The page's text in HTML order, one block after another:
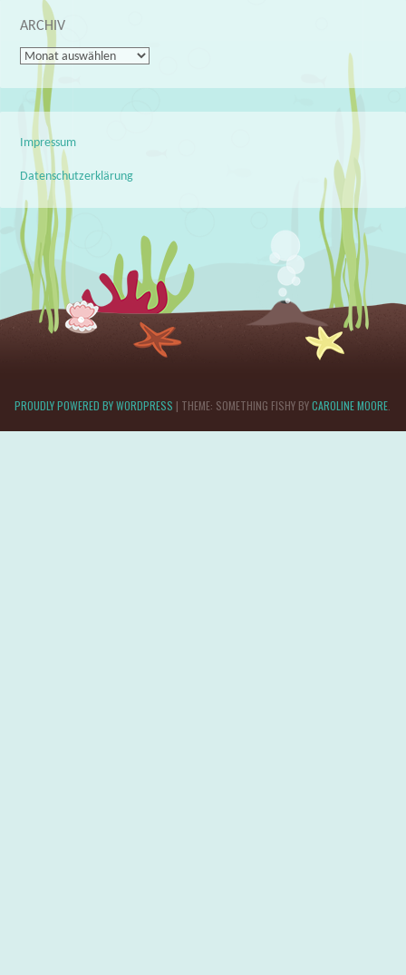
ARCHIV
Archiv
Impressum
Datenschutzerklärung
PROUDLY POWERED BY WORDPRESS | THEME: SOMETHING FISHY BYCAROLINE MOORE